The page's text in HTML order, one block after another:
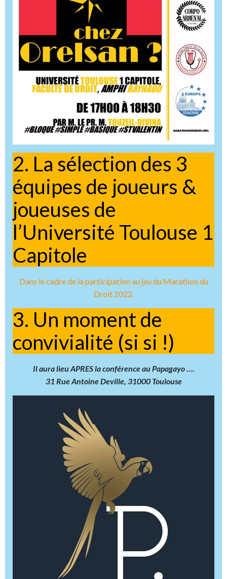
2. La sélection des 3
équipes de joueurs &
joueuses de
l’Université Toulouse 1
Capitole
Dans le cadre de la participation au jeu du Marathon du
Droit 2022.
3. Un moment de
convivialité (si si !)
Il aura lieu APRES la conférence au Papagayo ….
31 Rue Antoine Deville, 31000 Toulouse